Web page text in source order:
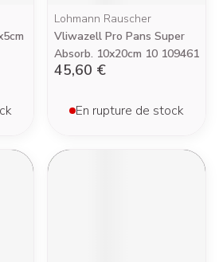
Lohmann Rauscher
Vliwazell Pro Pans Super
Absorb. 10x20cm 10 109461
45,60 €
En rupture de stock